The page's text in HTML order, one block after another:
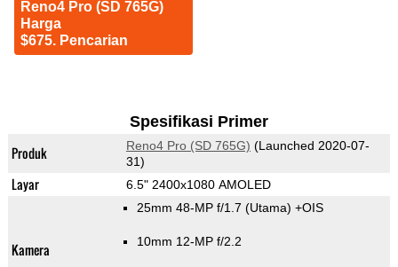
Reno4 Pro (SD 765G)
Harga
$675. Pencarian
Spesifikasi Primer
Produk Reno4 Pro (SD 765G) (Launched 2020-07-
31)
Layar 6.5" 2400x1080 AMOLED
Kamera
25mm 48-MP f/1.7 (Utama) +OIS
10mm 12-MP f/2.2